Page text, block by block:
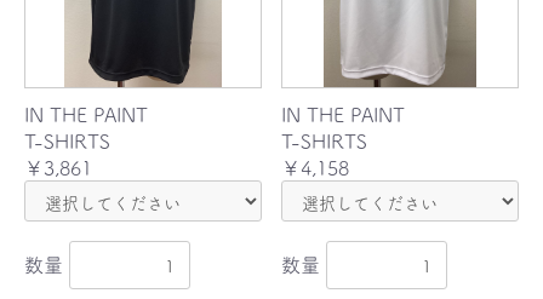
IN THE PAINT
T-SHIRTS
￥3,861
数量
IN THE PAINT
T-SHIRTS
￥4,158
数量